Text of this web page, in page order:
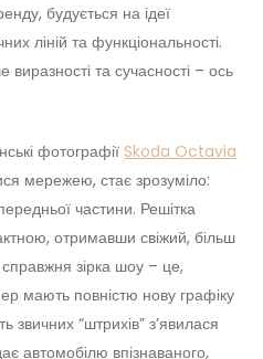
будується на ідеї
ліній та функціональності.
та сучасності – ось
фотографії Skoda Octavia
мережею, стає зрозуміло:
частини. Решітка
отримавши свіжий, більш
зірка шоу – це,
мають повністю нову графіку
звичних “штрихів” з’явилася
автомобілю впізнаваного,